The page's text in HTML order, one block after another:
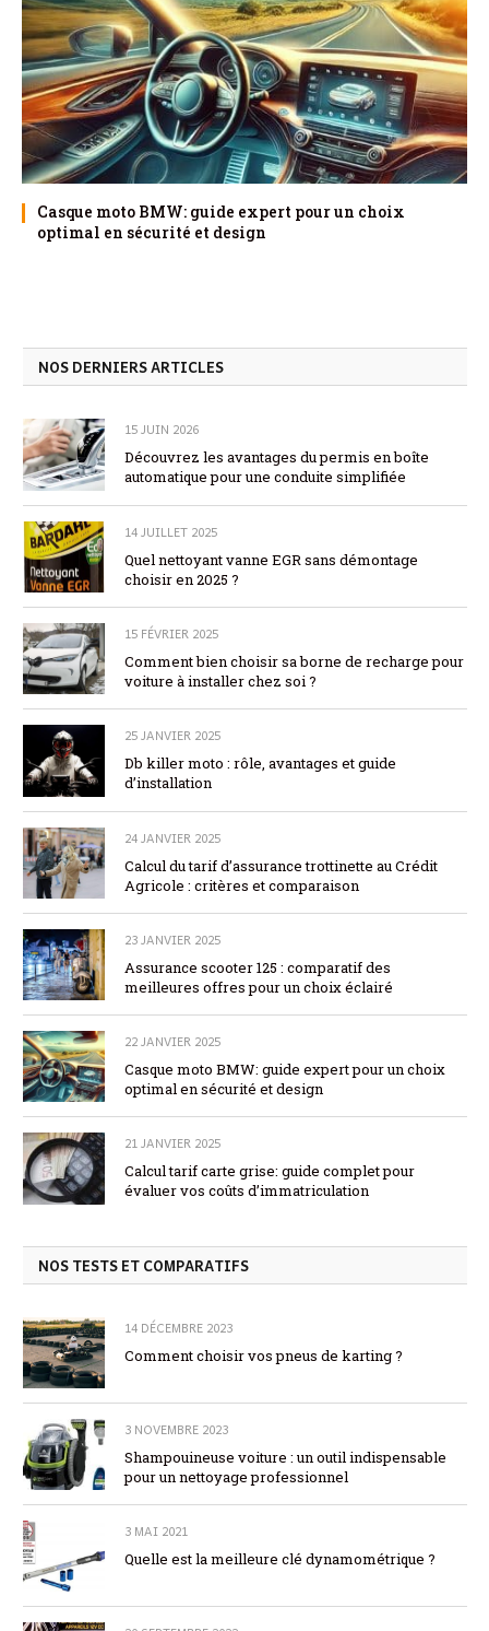
Casque moto BMW: guide expert pour un choix
optimal en sécurité et design
NOS DERNIERS ARTICLES
15 JUIN 2026
Découvrez les avantages du permis en boîte
automatique pour une conduite simplifiée
14 JUILLET 2025
Quel nettoyant vanne EGR sans démontage
choisir en 2025 ?
15 FÉVRIER 2025
Comment bien choisir sa borne de recharge pour
voiture à installer chez soi ?
25 JANVIER 2025
Db killer moto : rôle, avantages et guide
d’installation
24 JANVIER 2025
Calcul du tarif d’assurance trottinette au Crédit
Agricole : critères et comparaison
23 JANVIER 2025
Assurance scooter 125 : comparatif des
meilleures offres pour un choix éclairé
22 JANVIER 2025
Casque moto BMW: guide expert pour un choix
optimal en sécurité et design
21 JANVIER 2025
Calcul tarif carte grise: guide complet pour
évaluer vos coûts d’immatriculation
NOS TESTS ET COMPARATIFS
14 DÉCEMBRE 2023
Comment choisir vos pneus de karting ?
3 NOVEMBRE 2023
Shampouineuse voiture : un outil indispensable
pour un nettoyage professionnel
3 MAI 2021
Quelle est la meilleure clé dynamométrique ?